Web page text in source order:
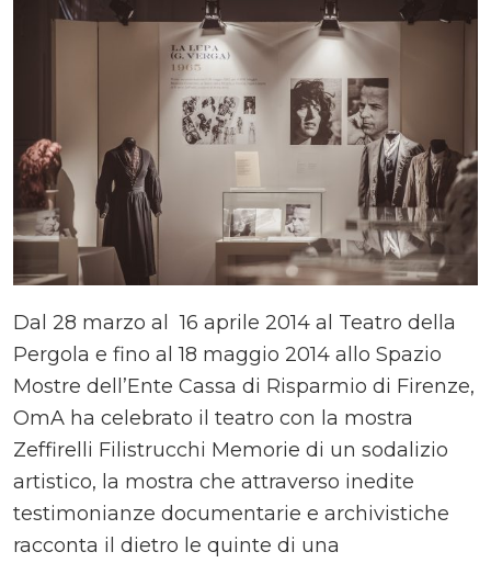
Dal 28 marzo al 16 aprile 2014 al Teatro della
Pergola e fino al 18 maggio 2014 allo Spazio
Mostre dell’Ente Cassa di Risparmio di Firenze,
OmA ha celebrato il teatro con la mostra
Zeffirelli Filistrucchi Memorie di un sodalizio
artistico, la mostra che attraverso inedite
testimonianze documentarie e archivistiche
racconta il dietro le quinte di una